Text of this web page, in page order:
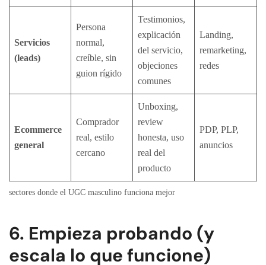
Servicios
(leads)
Persona
normal,
creíble, sin
guion rígido
Testimonios,
explicación
del servicio,
objeciones
comunes
Landing,
remarketing,
redes
Ecommerce
general
Comprador
real, estilo
cercano
Unboxing,
review
honesta, uso
real del
producto
PDP, PLP,
anuncios
sectores donde el UGC masculino funciona mejor
6. Empieza probando (y
escala lo que funcione)